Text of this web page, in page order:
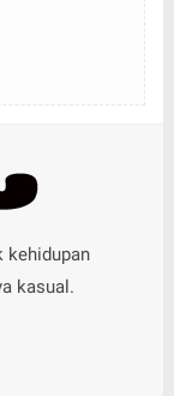
kehidupan
kasual.